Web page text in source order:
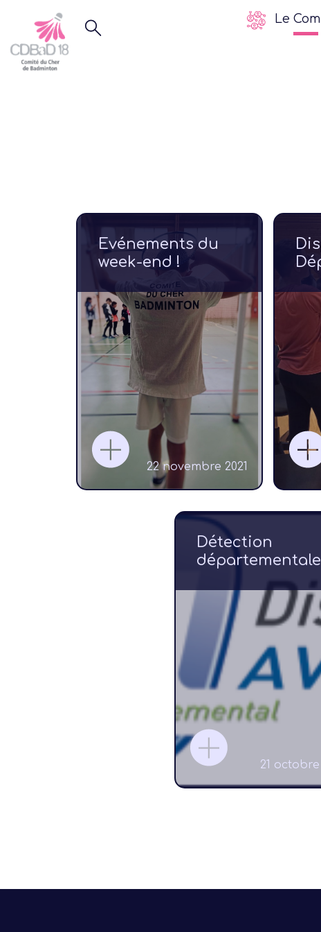
Le
Générale –
2025/2026
Evénements du
week-end !
22 novembre 2021
Détection
départementale
21 octobre